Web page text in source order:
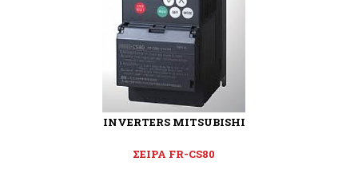
INVERTERS MITSUBISHI
ΣΕΙΡΑ FR-CS80